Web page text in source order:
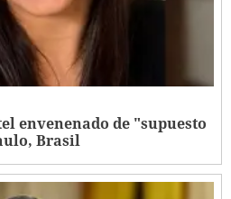
envenenado de "supuesto
Brasil